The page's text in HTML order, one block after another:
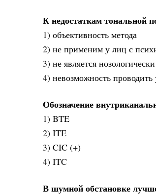
К недостаткам тональной
1) объективность метода
2) не применим у лиц с
3) не является
4) невозможность проводить
Обозначение
1) BTE
2) ITE
3) CIC (+)
4) ITC
В шумной обстановке